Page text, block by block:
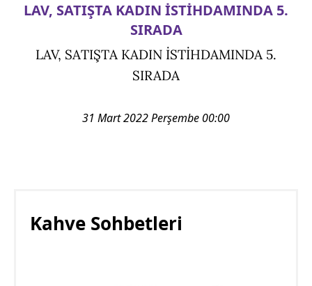
LAV, SATIŞTA KADIN İSTİHDAMINDA 5.
SIRADA
LAV, SATIŞTA KADIN İSTİHDAMINDA 5.
SIRADA
31 Mart 2022 Perşembe 00:00
Kahve Sohbetleri